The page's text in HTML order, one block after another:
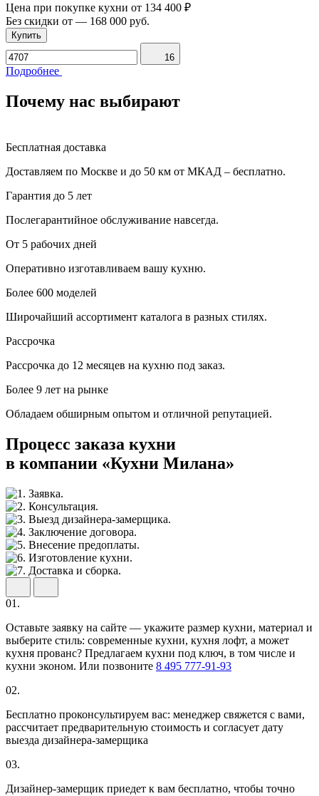
Цена при покупке кухни от 134 400 ₽
Без скидки от — 168 000 руб.
Купить
16
Подробнее
Почему нас выбирают
Бесплатная доставка
Доставляем по Москве и до 50 км от МКАД – бесплатно.
Гарантия до 5 лет
Послегарантийное обслуживание навсегда.
От 5 рабочих дней
Оперативно изготавливаем вашу кухню.
Более 600 моделей
Широчайший ассортимент каталога в разных стилях.
Рассрочка
Рассрочка до 12 месяцев на кухню под заказ.
Более 9 лет на рынке
Обладаем обширным опытом и отличной репутацией.
Процесс заказа кухни
в компании «Кухни Милана»
01.
Оставьте заявку на сайте — укажите размер кухни, материал и
выберите стиль: современные кухни, кухня лофт, а может
кухня прованс? Предлагаем кухни под ключ, в том числе и
кухни эконом. Или позвоните 8 495 777-91-93
02.
Бесплатно проконсультируем вас: менеджер свяжется с вами,
рассчитает предварительную стоимость и согласует дату
выезда дизайнера-замерщика
03.
Дизайнер-замерщик приедет к вам бесплатно, чтобы точно